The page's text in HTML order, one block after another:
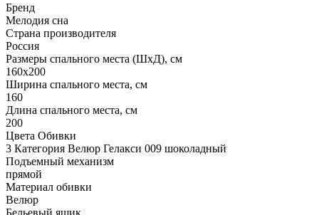
Бренд
Мелодия сна
Страна производителя
Россия
Размеры спального места (ШхД), см
160х200
Ширина спального места, см
160
Длина спального места, см
200
Цвета Обивки
3 Категория Велюр Гелакси 009 шоколадный
Подъемный механизм
прямой
Материал обивки
Велюр
Бельевый ящик